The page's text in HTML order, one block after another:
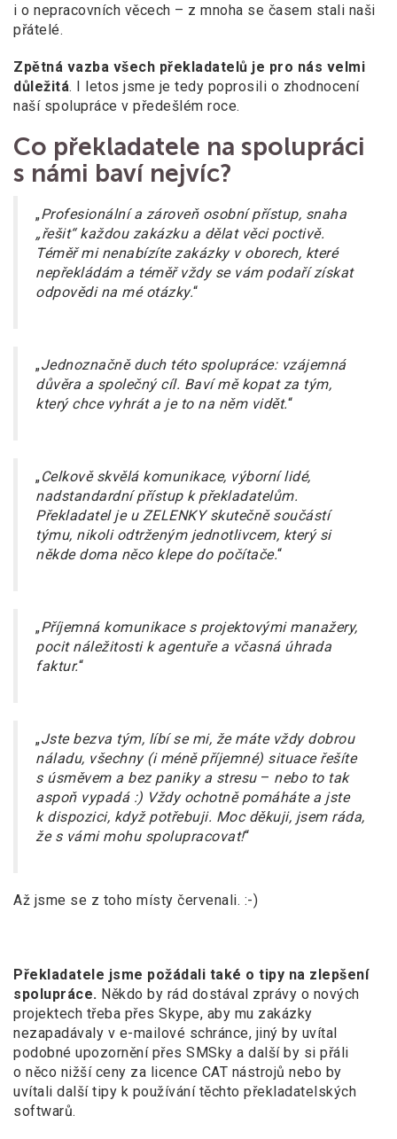
i o nepracovních věcech – z mnoha se časem stali naši
přátelé.
Zpětná vazba všech překladatelů je pro nás velmi
důležitá. I letos jsme je tedy poprosili o zhodnocení
naší spolupráce v předešlém roce.
Co překladatele na spolupráci
s námi baví nejvíc?
„Profesionální a zároveň osobní přístup, snaha
„řešit“ každou zakázku a dělat věci poctivě.
Téměř mi nenabízíte zakázky v oborech, které
nepřekládám a téměř vždy se vám podaří získat
odpovědi na mé otázky.“
„Jednoznačně duch této spolupráce: vzájemná
důvěra a společný cíl. Baví mě kopat za tým,
který chce vyhrát a je to na něm vidět.“
„Celkově skvělá komunikace, výborní lidé,
nadstandardní přístup k překladatelům.
Překladatel je u ZELENKY skutečně součástí
týmu, nikoli odtrženým jednotlivcem, který si
někde doma něco klepe do počítače.“
„Příjemná komunikace s projektovými manažery,
pocit náležitosti k agentuře a včasná úhrada
faktur.“
„Jste bezva tým, líbí se mi, že máte vždy dobrou
náladu, všechny (i méně příjemné) situace řešíte
s úsměvem a bez paniky a stresu – nebo to tak
aspoň vypadá :) Vždy ochotně pomáháte a jste
k dispozici, když potřebuji. Moc děkuji, jsem ráda,
že s vámi mohu spolupracovat!“
Až jsme se z toho místy červenali. :-)
Překladatele jsme požádali také o tipy na zlepšení
spolupráce. Někdo by rád dostával zprávy o nových
projektech třeba přes Skype, aby mu zakázky
nezapadávaly v e-mailové schránce, jiný by uvítal
podobné upozornění přes SMSky a další by si přáli
o něco nižší ceny za licence CAT nástrojů nebo by
uvítali další tipy k používání těchto překladatelských
softwarů.